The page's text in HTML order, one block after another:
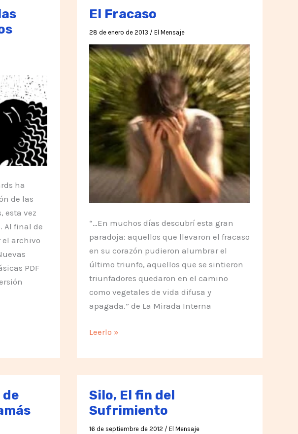
ha
de las
esta vez
Al final de
el archivo
PDF
El Fracaso
28 de enero de 2013 /El Mensaje
“…En muchos días descubrí esta gran
paradoja: aquellos que llevaron el fracaso
en su corazón pudieron alumbrar el
último triunfo, aquellos que se sintieron
triunfadores quedaron en el camino
como vegetales de vida difusa y
apagada.” de La Mirada Interna
El
Leerlo »
de
Silo, El fin del
Sufrimiento
16 de septiembre de 2012 /El Mensaje